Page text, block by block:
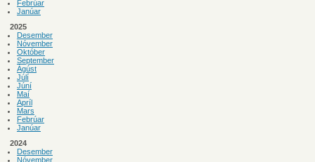
Febrúar
Janúar
2025
Desember
Nóvember
Október
September
Ágúst
Júlí
Júní
Maí
Apríl
Mars
Febrúar
Janúar
2024
Desember
Nóvember